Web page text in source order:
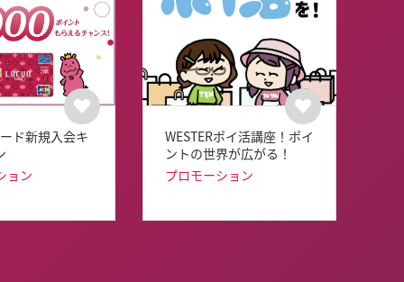
ド新規入会キ
ョン
WESTERポイ活講座！ポイ
ントの世界が広がる！
プロモーション